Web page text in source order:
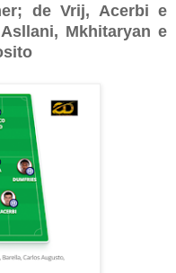
de Vrij, Acerbi e
Mkhitaryan e